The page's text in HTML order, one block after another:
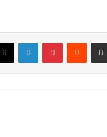
X LinkedInPinterestReddit